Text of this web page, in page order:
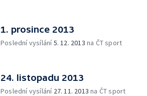
1. prosince 2013
Poslední vysílání5. 12. 2013 na ČT sport
24. listopadu 2013
Poslední vysílání 27. 11. 2013 na ČT sport